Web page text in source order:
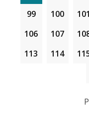
99
100 101
106
107
113
114